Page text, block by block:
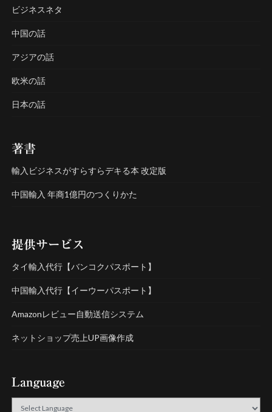
ビジネスネタ
中国の話
アジアの話
欧米の話
日本の話
著書
輸入ビジネスがすらすらデキる本 改定版
中国輸入 年商1億円のつくりかた
提供サービス
タイ輸入代行【バンコクパスポート】
中国輸入代行【イーウーパスポート】
Amazonレビュー自動送信システム
ネットショップ売上UP画像作成
Language